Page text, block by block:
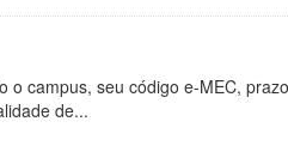
o campus, seu código e-MEC,
de...